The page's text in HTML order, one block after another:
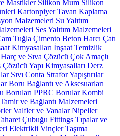
Mastikler Silikon Mum Silikon
Kartonpiyer Tavan Kaplama
Malzemeleri Su Yalıtım
Ses Yalıtım Malzemeleri
Tuğla Çimento Beton Harcı Çatı
Kimyasalları İnşaat Temizlik
Harç ve Sıva Çözücü Çok Amaçlı
Çözücü Yapı Kimyasalları Derz
Sıvı Conta Strafor Yapıştırılar
Boru Bağlantı ve Aksesuarları
Boruları PPRC Borular Kombi
ve Bağlantı Malzemeleri
Valfler ve Vanalar Nipeller
Çubuğu Fittings Tıpalar ve
Elektrikli Vinçler Taşıma